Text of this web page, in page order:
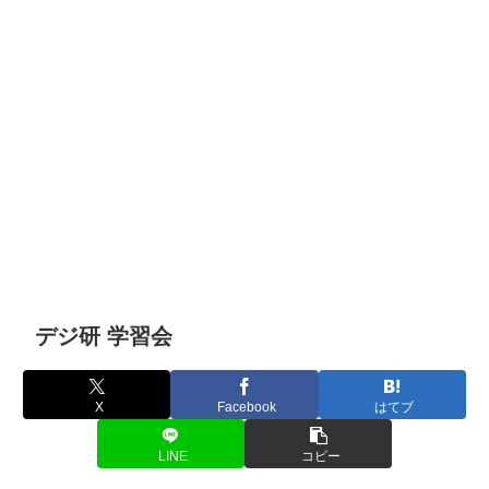
デジ研 学習会
X Facebook はてブ
LINE コピー